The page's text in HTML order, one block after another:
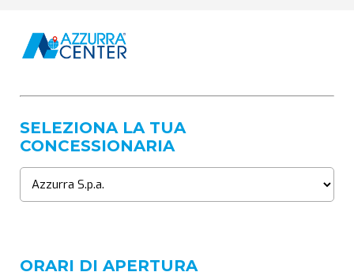
SELEZIONA LA TUA
CONCESSIONARIA
ORARI DI APERTURA